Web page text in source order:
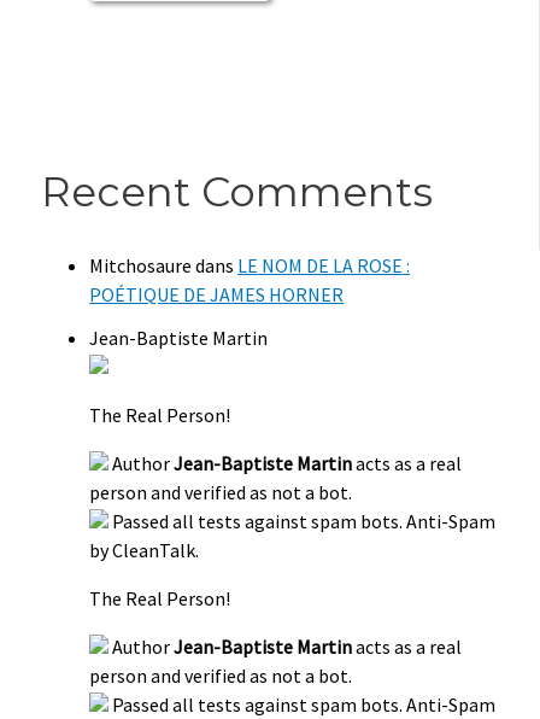
Recent Comments
Mitchosaure dans LE NOM DE LA ROSE :
POÉTIQUE DE JAMES HORNER
Jean-Baptiste Martin
The Real Person!
AuthorJean-Baptiste Martinacts as a real
person and verified as not a bot.
Passed all tests against spam bots. Anti-Spam
by CleanTalk.
The Real Person!
AuthorJean-Baptiste Martinacts as a real
person and verified as not a bot.
Passed all tests against spam bots. Anti-Spam